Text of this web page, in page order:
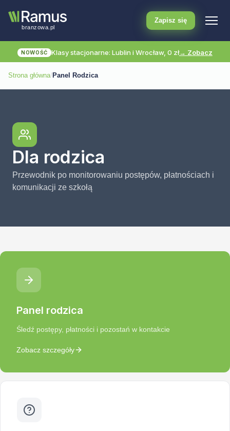
Zapisz się
NOWOŚĆ Klasy stacjonarne: Lublin i Wrocław, 0 zł→ Zobacz
Strona główna/ Panel Rodzica
Dla rodzica
Przewodnik po monitorowaniu postępów, płatnościach i
komunikacji ze szkołą
Panel rodzica
Śledź postępy, płatności i pozostań w kontakcie
Zobacz szczegóły